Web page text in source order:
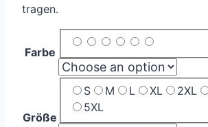
tragen.
Farbe
Größe
S M L XL 2XL
5XL